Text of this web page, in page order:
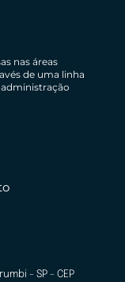
nas áreas
de uma linha
- SP - CEP